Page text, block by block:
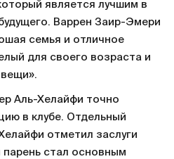
является лучшим в
Варрен Заир-Эмери
семья и отличное
для своего возраста и
Аль-Хелайфи точно
в клубе. Отдельный
отметил заслуги
стал основным